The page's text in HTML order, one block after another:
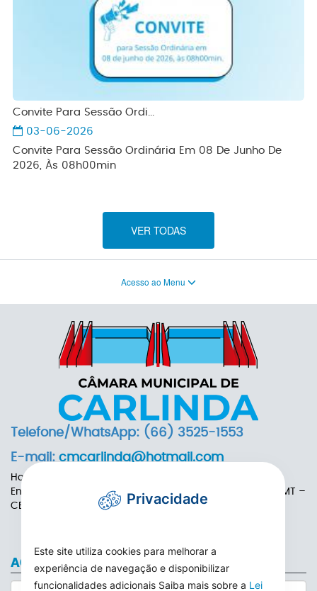
Convite Para Sessão Ordi...
03-06-2026
Convite Para Sessão Ordinária Em 08 De Junho De
2026, Às 08h00min
VER TODAS
Acesso ao Menu
Telefone/WhatsApp: (66) 3525-1553
E-mail: cmcarlinda@hotmail.com
Horário de Funcionamento: das 7h às 13h
Endereço: Rua das Adálias, nº 646, Centro de Carlinda-MT –
CEP: 78587-000
ACESSO AO WEBMAIL
Privacidade
Este site utiliza cookies para melhorar a
experiência de navegação e disponibilizar
funcionalidades adicionais Saiba mais sobre a Lei